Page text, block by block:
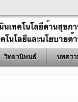
วิทยานิพนธ์ บทควา